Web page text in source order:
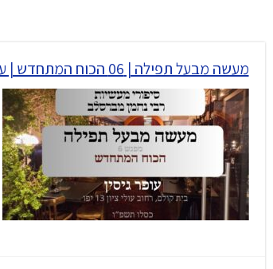
מעשה מבעל תפילה | 06 הכוח המתחדש | עופר גיסין | תשפ"ו